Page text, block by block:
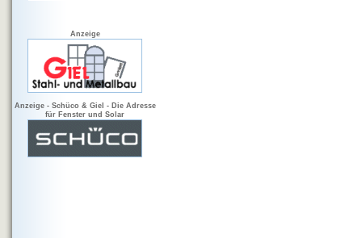
Anzeige
Anzeige - Schüco & Giel - Die Adresse
für Fenster und Solar